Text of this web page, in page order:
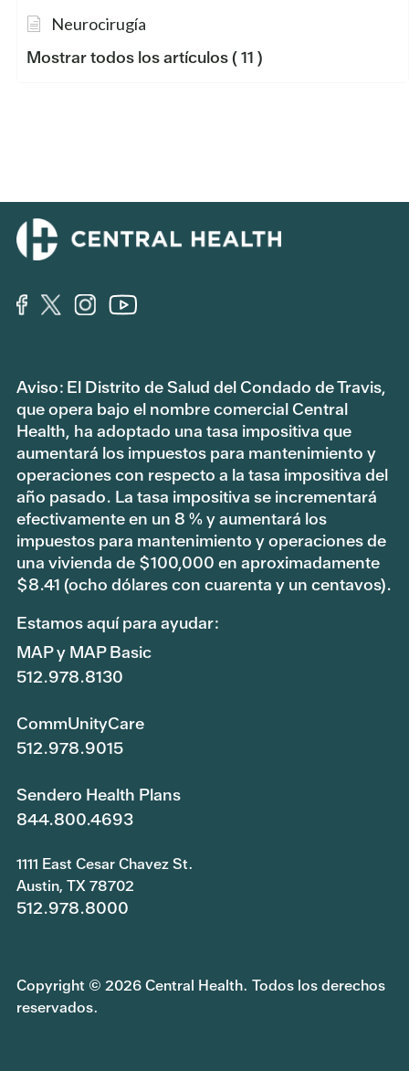
Neurocirugía
Mostrar todos los artículos( 11 )
Aviso: El Distrito de Salud del Condado de Travis,
que opera bajo el nombre comercial Central
Health, ha adoptado una tasa impositiva que
aumentará los impuestos para mantenimiento y
operaciones con respecto a la tasa impositiva del
año pasado. La tasa impositiva se incrementará
efectivamente en un 8 % y aumentará los
impuestos para mantenimiento y operaciones de
una vivienda de $100,000 en aproximadamente
$8.41 (ocho dólares con cuarenta y un centavos).
Estamos aquí para ayudar:
MAP y MAP Basic
512.978.8130
CommUnityCare
512.978.9015
Sendero Health Plans
844.800.4693
1111 East Cesar Chavez St.
Austin, TX 78702
512.978.8000
Copyright © 2026 Central Health. Todos los derechos
reservados.